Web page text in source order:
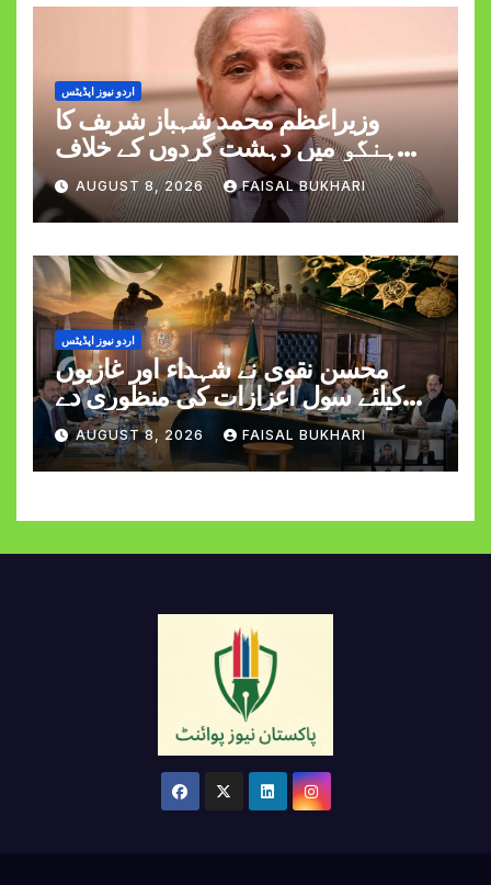
اردو نیوز اپڈیٹس
وزیراعظم محمد شہباز شریف کا
ہنگو میں دہشت گردوں کے خلاف
کارروائی کے دوران کیپٹن حمزہ اکرم
کی شہادت پر اظہارِ افسوس
AUGUST 8, 2026 FAISAL BUKHARI
اردو نیوز اپڈیٹس
محسن نقوی نے شہداء اور غازیوں
کیلئے سول اعزازات کی منظوری دے
دیAUGUST 8, 2026 FAISAL BUKHARI